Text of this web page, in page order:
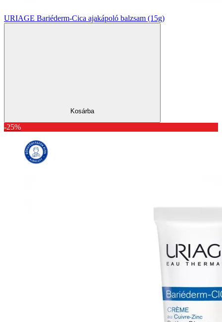
URIAGE Bariéderm-Cica ajakápoló balzsam (15g)
Kosárba
-25%